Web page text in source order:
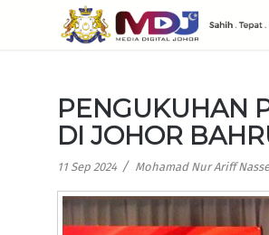
PENGUKUHAN
DI JOHOR
11 Sep 2024 / Mohamad Nur Ariff